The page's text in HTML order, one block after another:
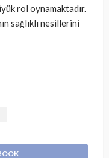
rol oynamaktadır.
sağlıklı nesillerini